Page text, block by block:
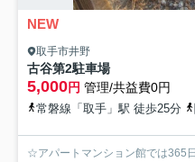
NEW
取手市井野
古谷第2駐車場
5,000円 管理/共益費0円
常磐線「取手」駅 徒歩25分
☆アパートマンション館では365